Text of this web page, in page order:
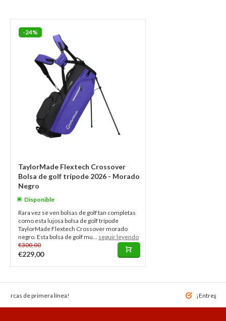
-24%
TaylorMade Flextech Crossover
Bolsa de golf trípode 2026 - Morado
Negro
Disponible
Rara vez se ven bolsas de golf tan completas
como esta lujosa bolsa de golf trípode
TaylorMade Flextech Crossover morado
negro. Esta bolsa de golf mu... seguir leyendo
€300,00
€229,00
marcas de primera línea! ¡Entrega